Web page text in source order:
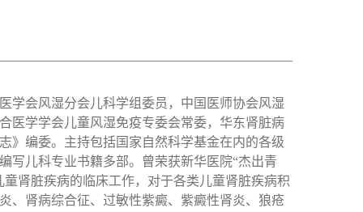
学会风湿分会儿科学组委员，中国医师协会风湿
医学学会儿童风湿免疫专委会常委，华东肾脏病
》编委。主持包括国家自然科学基金在内的各级
写儿科专业书籍多部。曾荣获新华医院“杰出青
肾脏疾病的临床工作，对于各类儿童肾脏疾病积
、肾病综合征、过敏性紫癜、紫癜性肾炎、狼疮